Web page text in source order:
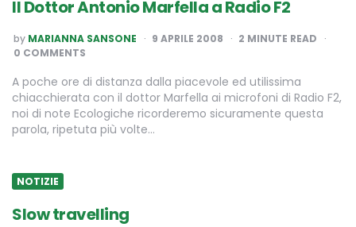
Il Dottor Antonio Marfella a Radio F2
POSTED
BY
by MARIANNA SANSONE 9 APRILE 2008 2 MINUTE READ
0 COMMENTS
A poche ore di distanza dalla piacevole ed utilissima
chiacchierata con il dottor Marfella ai microfoni di Radio F2,
noi di note Ecologiche ricorderemo sicuramente questa
parola, ripetuta più volte…
NOTIZIE
Slow travelling